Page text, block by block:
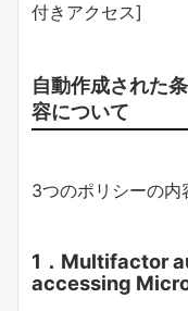
付きアクセス]
自動作成された
容について
3つのポリシーの内
1．Multifactor
accessing